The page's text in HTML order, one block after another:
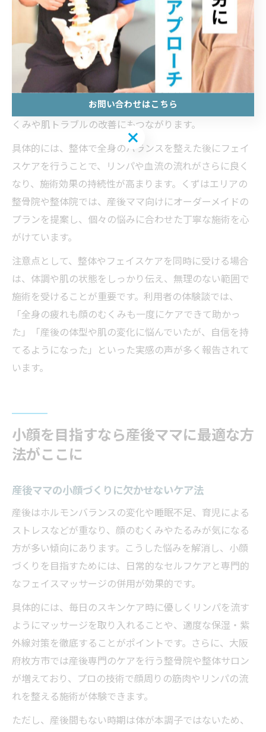
くずは整体と産後ケアの相乗効果に注目
大阪府枚方市のくずはエリアでは、整体と産後ケアを組
み合わせたサービスが人気を集めています。整体による
骨盤調整や姿勢改善は、産後の不調や体型戻しに効果的
ですが、フェイスマッサージと併用することで、顔のむ
くみや肌トラブルの改善にもつながります。
具体的には、整体で全身のバランスを整えた後にフェイ
スケアを行うことで、リンパや血流の流れがさらに良く
なり、施術効果の持続性が高まります。くずはエリアの
整骨院や整体院では、産後ママ向けにオーダーメイドの
プランを提案し、個々の悩みに合わせた丁寧な施術を心
がけています。
注意点として、整体やフェイスケアを同時に受ける場合
は、体調や肌の状態をしっかり伝え、無理のない範囲で
施術を受けることが重要です。利用者の体験談では、
「全身の疲れも顔のむくみも一度にケアできて助かっ
た」「産後の体型や肌の変化に悩んでいたが、自信を持
てるようになった」といった実感の声が多く報告されて
います。
小顔を目指すなら産後ママに最適な方
法がここに
産後ママの小顔づくりに欠かせないケア法
産後はホルモンバランスの変化や睡眠不足、育児による
ストレスなどが重なり、顔のむくみやたるみが気になる
方が多い傾向にあります。こうした悩みを解消し、小顔
づくりを目指すためには、日常的なセルフケアと専門的
なフェイスマッサージの併用が効果的です。
具体的には、毎日のスキンケア時に優しくリンパを流す
ようにマッサージを取り入れることや、適度な保湿・紫
外線対策を徹底することがポイントです。さらに、大阪
府枚方市では産後専門のケアを行う整骨院や整体サロン
が増えており、プロの技術で顔周りの筋肉やリンパの流
れを整える施術が体験できます。
ただし、産後間もない時期は体が本調子ではないため、
お問い合わせはこちら
お問い合わせはこちら